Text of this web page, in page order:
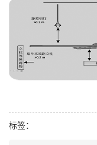
标签：